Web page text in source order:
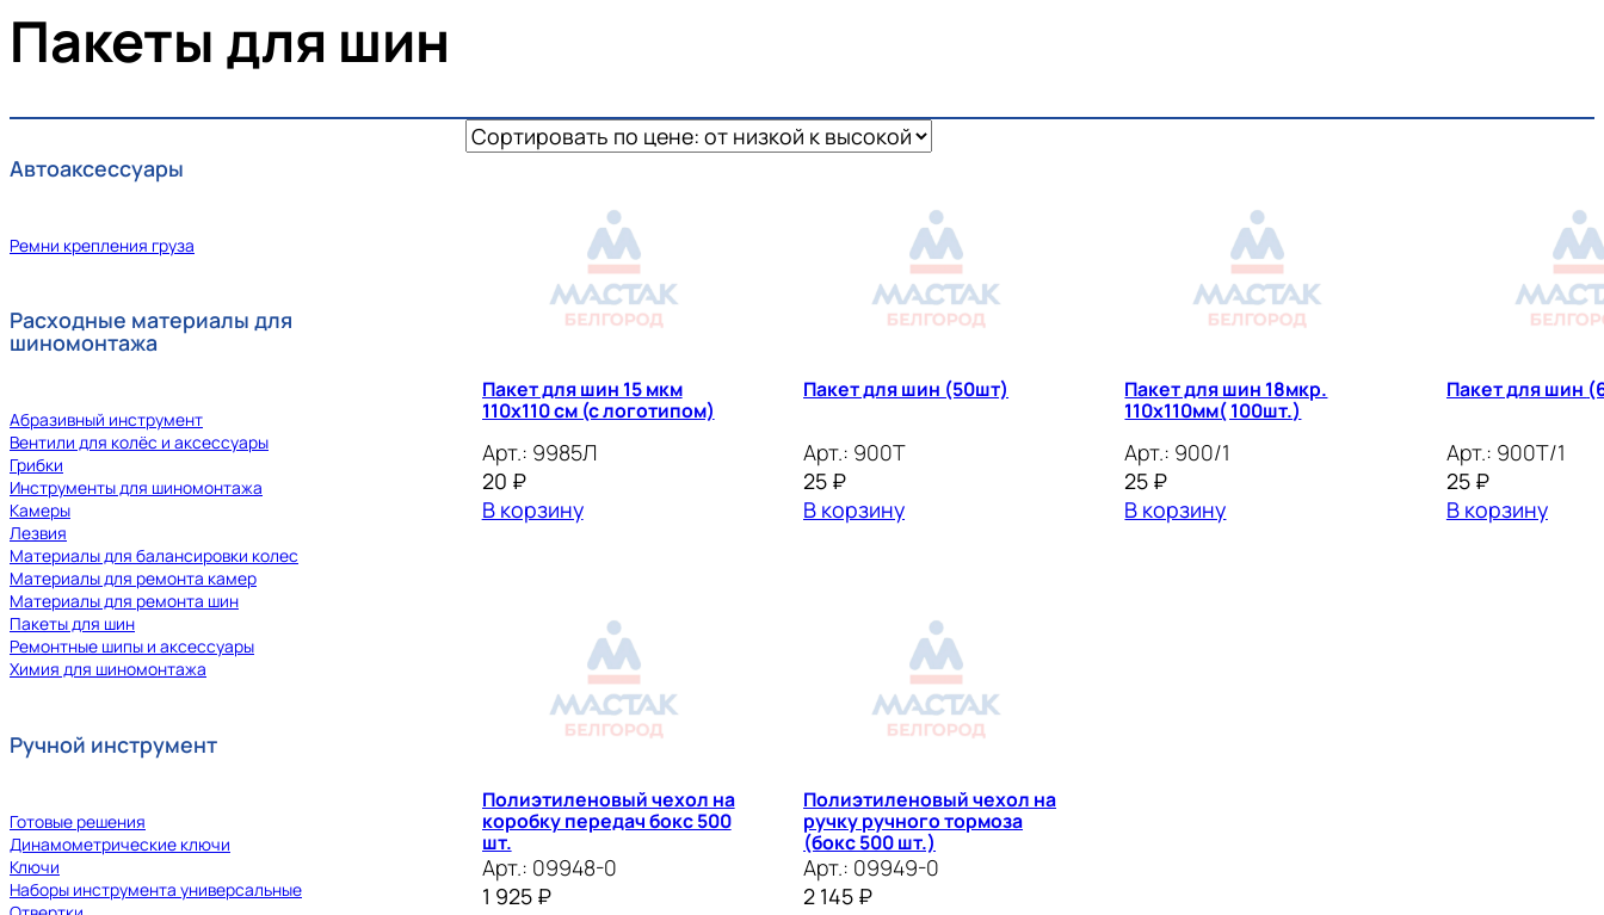
Пакеты для шин
Автоаксессуары
Ремни крепления груза
Расходные материалы для
шиномонтажа
Абразивный инструмент
Вентили для колёс и аксессуары
Грибки
Инструменты для шиномонтажа
Камеры
Лезвия
Материалы для балансировки колес
Материалы для ремонта камер
Материалы для ремонта шин
Пакеты для шин
Ремонтные шипы и аксессуары
Химия для шиномонтажа
Ручной инструмент
Готовые решения
Динамометрические ключи
Ключи
Наборы инструмента универсальные
Пакет для шин 15 мкм
110х110 см (с логотипом)
Арт.: 9985Л
20 ₽
В корзину
Пакет для шин (50шт)
Арт.: 900Т
25 ₽
В корзину
Пакет для шин 18мкр.
110х110мм( 100шт.)
Арт.: 900/1
25 ₽
В корзину
Арт.: 900Т/1
25 ₽
В корзину
Полиэтиленовый чехол на
коробку передач бокс 500
шт.
Арт.: 09948-0
1 925 ₽
Полиэтиленовый чехол на
ручку ручного тормоза
(бокс 500 шт.)
Арт.: 09949-0
2 145 ₽